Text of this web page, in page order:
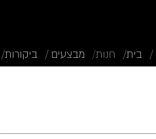
בית/ חנות/ מבצעים / ביקורות/